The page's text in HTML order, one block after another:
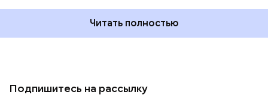
Читать полностью
Подпишитесь на рассылку